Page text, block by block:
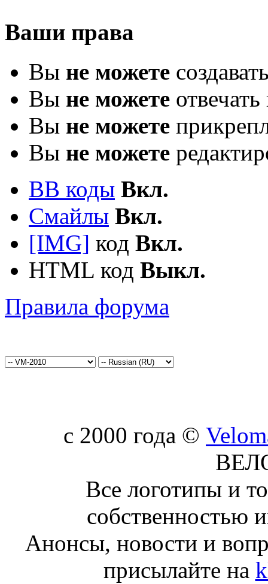
Ваши права
Вы не можете
Вы не можете
Вы не можете
Вы не можете
BB коды Вкл.
Смайлы Вкл.
[IMG] код Вкл.
HTML код Выкл.
Правила форума
c 2000 года ©
Все логотипы и
собственностью
Анонсы, новости и
присылайте на